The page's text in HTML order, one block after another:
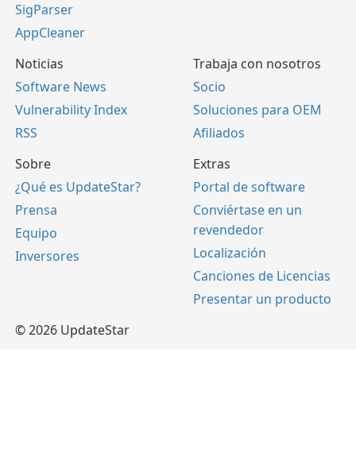
SigParser
AppCleaner
Noticias
Software News
Vulnerability Index
RSS
Trabaja con nosotros
Socio
Soluciones para OEM
Afiliados
Sobre
¿Qué es UpdateStar?
Prensa
Equipo
Inversores
Extras
Portal de software
Conviértase en un
revendedor
Localización
Canciones de Licencias
Presentar un producto
© 2026 UpdateStar